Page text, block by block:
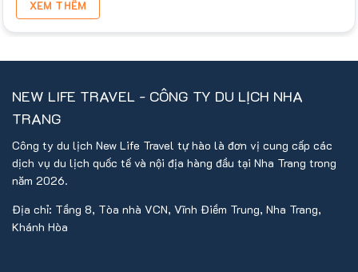
XEM THÊM
NEW LIFE TRAVEL - CÔNG TY DU LỊCH NHA
TRANG
Công ty du lịch New Life Travel tự hào là đơn vị cung cấp các
dịch vụ du lịch quốc tế và nội địa hàng đầu tại Nha Trang trong
năm 2026.
Địa chỉ: Tầng 8, Tòa nhà VCN, Vĩnh Điềm Trung, Nha Trang,
Khánh Hòa